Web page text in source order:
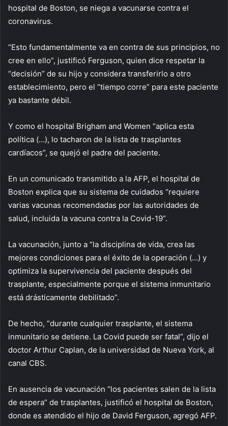
hospital de Boston, se niega a vacunarse contra el
coronavirus.
“Esto fundamentalmente va en contra de sus principios, no
cree en ello”, justificó Ferguson, quien dice respetar la
“decisión” de su hijo y considera transferirlo a otro
establecimiento, pero el “tiempo corre” para este paciente
ya bastante débil.
Y como el hospital Brigham and Women “aplica esta
política (…), lo tacharon de la lista de trasplantes
cardíacos”, se quejó el padre del paciente.
En un comunicado transmitido a la AFP, el hospital de
Boston explica que su sistema de cuidados “requiere
varias vacunas recomendadas por las autoridades de
salud, incluida la vacuna contra la Covid-19”.
La vacunación, junto a “la disciplina de vida, crea las
mejores condiciones para el éxito de la operación (…) y
optimiza la supervivencia del paciente después del
trasplante, especialmente porque el sistema inmunitario
está drásticamente debilitado”.
De hecho, “durante cualquier trasplante, el sistema
inmunitario se detiene. La Covid puede ser fatal”, dijo el
doctor Arthur Caplan, de la universidad de Nueva York, al
canal CBS.
En ausencia de vacunación “los pacientes salen de la lista
de espera” de trasplantes, justificó el hospital de Boston,
donde es atendido el hijo de David Ferguson, agregó AFP.